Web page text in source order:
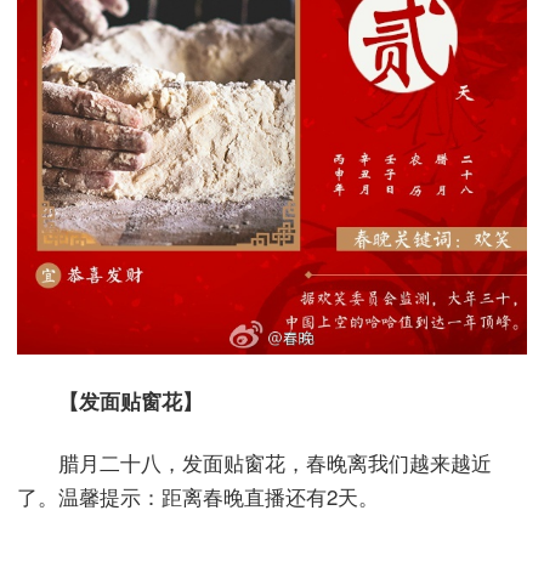
【发面贴窗花】
腊月二十八，发面贴窗花，春晚离我们越来越近
了。温馨提示：距离春晚直播还有2天。